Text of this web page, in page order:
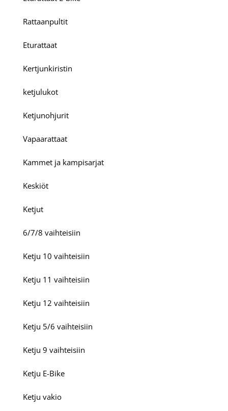
Rattaanpultit
Eturattaat
Kertjunkiristin
ketjulukot
Ketjunohjurit
Vapaarattaat
Kammet ja kampisarjat
Keskiöt
Ketjut
6/7/8 vaihteisiin
Ketju 10 vaihteisiin
Ketju 11 vaihteisiin
Ketju 12 vaihteisiin
Ketju 5/6 vaihteisiin
Ketju 9 vaihteisiin
Ketju E-Bike
Ketju vakio